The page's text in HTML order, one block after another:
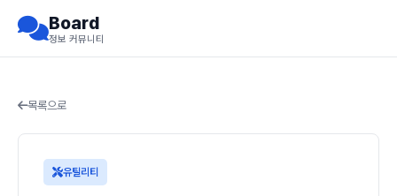
Board
정보 커뮤니티
목록으로
유틸리티